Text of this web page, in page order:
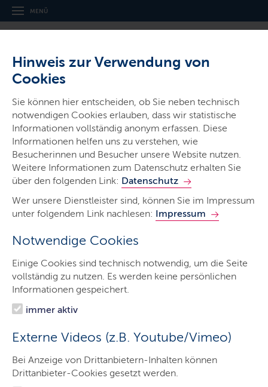
Hinweis zur Verwendung von
Cookies
Sie können hier entscheiden, ob Sie neben technisch
notwendigen Cookies erlauben, dass wir statistische
Informationen vollständig anonym erfassen. Diese
Informationen helfen uns zu verstehen, wie
Besucherinnen und Besucher unsere Website nutzen.
Weitere Informationen zum Datenschutz erhalten Sie
über den folgenden Link: Datenschutz
Wer unsere Dienstleister sind, können Sie im Impressum
unter folgendem Link nachlesen: Impressum
Notwendige Cookies
Einige Cookies sind technisch notwendig, um die Seite
vollständig zu nutzen. Es werden keine persönlichen
Informationen gespeichert.
immer aktiv
Externe Videos (z.B. Youtube/Vimeo)
Bei Anzeige von Drittanbietern-Inhalten können
Drittanbieter-Cookies gesetzt werden.
MENÜ
Thema
Lärmschutz
Start
Umgebungslärm
Straßenverkehrslärm
Rechtliche Grundlagen
Umgebungslärm